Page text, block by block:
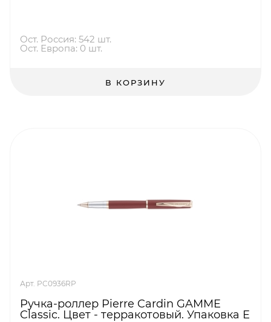
Ост. Россия: 542 шт.
Ост. Европа: 0 шт.
В КОРЗИНУ
Арт. PC0936RP
Ручка-роллер Pierre Cardin GAMME
Classic. Цвет - терракотовый. Упаковка Е